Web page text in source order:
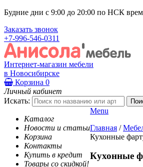
Будние дни с 9:00 до 20:00 по НСК
Заказать звонок
+7-996-546-0311
Интернет-магазин мебели
в Новосибирске
Корзина 0
Личный кабинет
Искать:
Каталог
Новости и статьи
Корзина
Контакты
Купить в кредит
Товары со скидкой!
Menu
Главная /
Кухонные
Кухонные